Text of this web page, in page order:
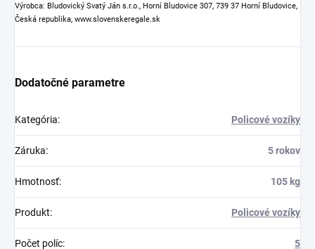
Výrobca: Bludovický Svatý Ján s.r.o., Horní Bludovice 307, 739 37 Horní Bludovice,
Česká republika, www.slovenskeregale.sk
Dodatočné parametre
Kategória: Policové vozíky
Záruka: 5 rokov
Hmotnosť: 105 kg
Produkt: Policové vozíky
Počet políc: 5